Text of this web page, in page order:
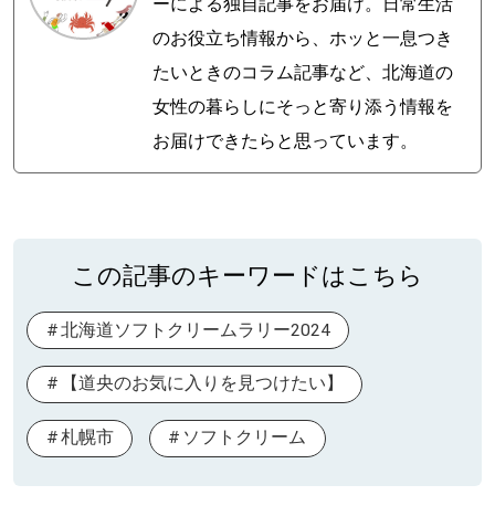
ーによる独自記事をお届け。日常生活
のお役立ち情報から、ホッと一息つき
たいときのコラム記事など、北海道の
女性の暮らしにそっと寄り添う情報を
お届けできたらと思っています。
この記事のキーワードはこちら
北海道ソフトクリームラリー2024
【道央のお気に入りを見つけたい】
札幌市 ソフトクリーム